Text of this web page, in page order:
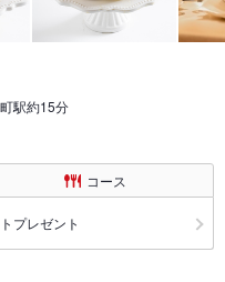
駅約15分
コース
プレゼント